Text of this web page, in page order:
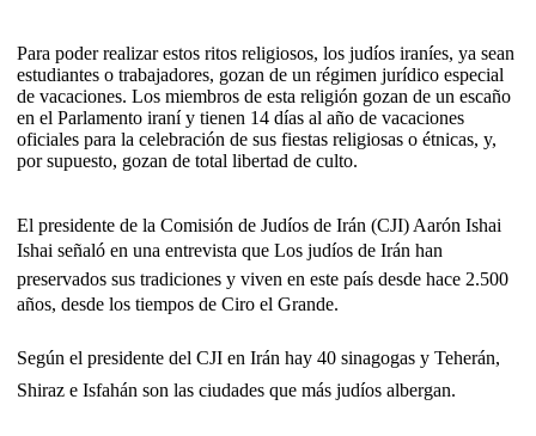
Para poder realizar estos ritos religiosos, los judíos iraníes, ya sean
estudiantes o trabajadores, gozan de un régimen jurídico especial
de vacaciones. Los miembros de esta religión gozan de un escaño
en el Parlamento iraní y tienen 14 días al año de vacaciones
oficiales para la celebración de sus fiestas religiosas o étnicas, y,
por supuesto, gozan de total libertad de culto.
El presidente de la Comisión de Judíos de Irán (CJI) Aarón Ishai
Ishai señaló en una entrevista que Los judíos de Irán han
preservados sus tradiciones y viven en este país desde hace 2.500
años, desde los tiempos de Ciro el Grande.
Según el presidente del CJI en Irán hay 40 sinagogas y Teherán,
Shiraz e Isfahán son las ciudades que más judíos albergan.